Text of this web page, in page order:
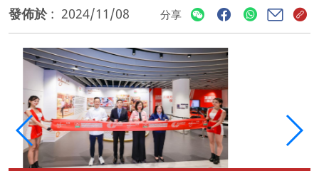
發佈於 : 2024/11/08 分享